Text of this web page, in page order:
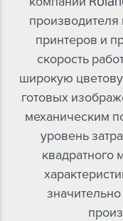
принтеров и
скорость
широкую
готовых
механическим
уровень
квадратного